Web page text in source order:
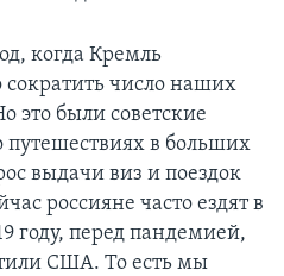
когда Кремль
сократить число наших
это были советские
в больших
выдачи виз и поездок
россияне часто ездят в
году, перед пандемией,
США. То есть мы